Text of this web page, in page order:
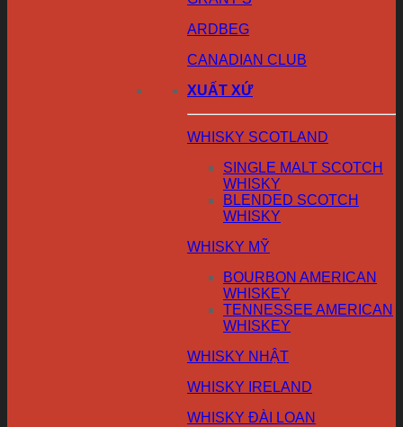
ARDBEG
CANADIAN CLUB
XUẤT XỨ
WHISKY SCOTLAND
SINGLE MALT SCOTCH
WHISKY
BLENDED SCOTCH
WHISKY
WHISKY MỸ
BOURBON AMERICAN
WHISKEY
TENNESSEE AMERICAN
WHISKEY
WHISKY NHẬT
WHISKY IRELAND
WHISKY ĐÀI LOAN